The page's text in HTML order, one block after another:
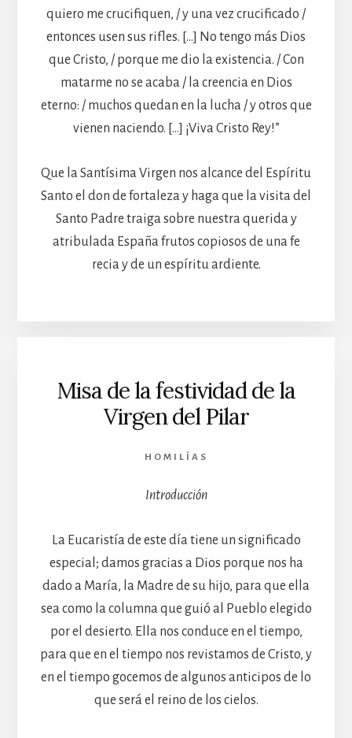
quiero me crucifiquen, / y una vez crucificado /
entonces usen sus rifles. […] No tengo más Dios
que Cristo, / porque me dio la existencia. / Con
matarme no se acaba / la creencia en Dios
eterno: / muchos quedan en la lucha / y otros que
vienen naciendo. […] ¡Viva Cristo Rey!”
Que la Santísima Virgen nos alcance del Espíritu
Santo el don de fortaleza y haga que la visita del
Santo Padre traiga sobre nuestra querida y
atribulada España frutos copiosos de una fe
recia y de un espíritu ardiente.
Misa de la festividad de la
Virgen del Pilar
HOMILÍAS
Introducción
La Eucaristía de este día tiene un significado
especial; damos gracias a Dios porque nos ha
dado a María, la Madre de su hijo, para que ella
sea como la columna que guió al Pueblo elegido
por el desierto. Ella nos conduce en el tiempo,
para que en el tiempo nos revistamos de Cristo, y
en el tiempo gocemos de algunos anticipos de lo
que será el reino de los cielos.